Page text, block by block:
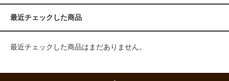
最近チェックした商品
最近チェックした商品はまだありません。